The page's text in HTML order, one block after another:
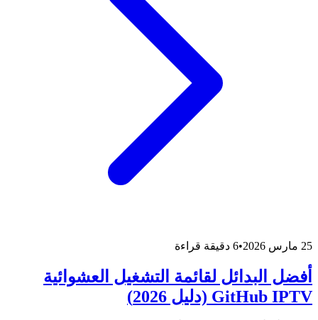
25 مارس 2026 •6 دقيقة قراءة
أفضل البدائل لقائمة التشغيل العشوائية
GitHub IPTV (دليل 2026)